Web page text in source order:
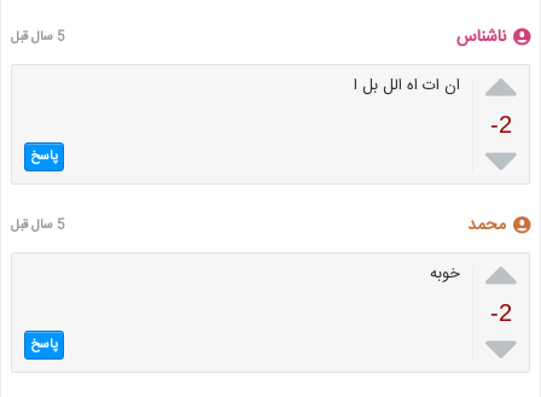
ناشناس 5 سال قبل

-2

ان ات اه الل بل ا
پاسخ
محمد 5 سال قبل

-2

خوبه
پاسخ